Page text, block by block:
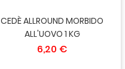
CEDÈ ALLROUND MORBIDO
ALL'UOVO 1 KG
6,20 €